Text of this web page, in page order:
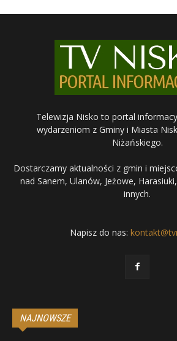
Telewizja Nisko to portal
wydarzeniom z Gminy i Miasta
Niżańskiego.
Dostarczamy aktualności z gmin i
nad Sanem, Ulanów, Jeżowe,
innych.
Napisz do nas:
NAJNOWSZE